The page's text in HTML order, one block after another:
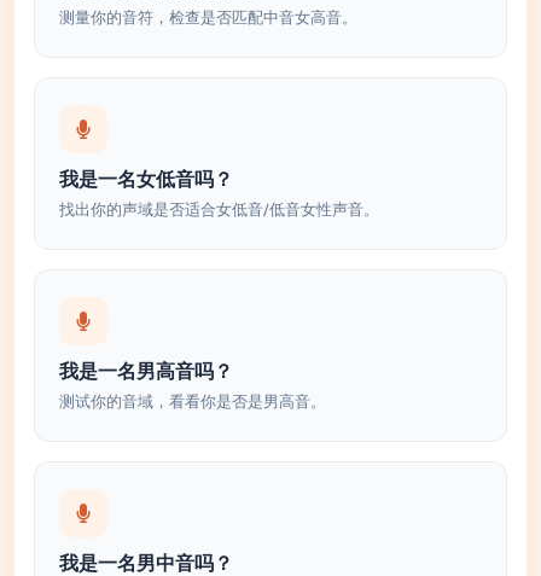
测量你的音符，检查是否匹配中音女高音。
我是一名女低音吗？
找出你的声域是否适合女低音/低音女性声音。
我是一名男高音吗？
测试你的音域，看看你是否是男高音。
我是一名男中音吗？